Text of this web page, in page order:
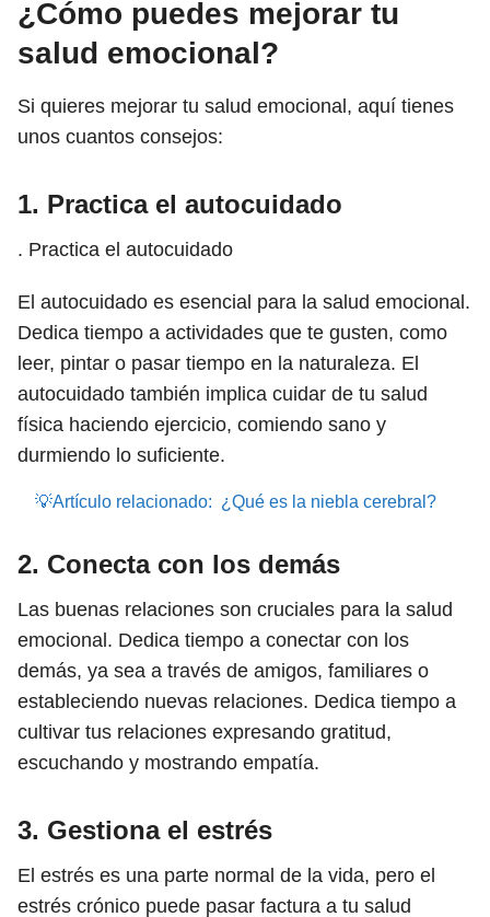
¿Cómo puedes mejorar tu
salud emocional?
Si quieres mejorar tu salud emocional, aquí tienes
unos cuantos consejos:
1. Practica el autocuidado
. Practica el autocuidado
El autocuidado es esencial para la salud emocional.
Dedica tiempo a actividades que te gusten, como
leer, pintar o pasar tiempo en la naturaleza. El
autocuidado también implica cuidar de tu salud
física haciendo ejercicio, comiendo sano y
durmiendo lo suficiente.
💡Artículo relacionado: ¿Qué es la niebla cerebral?
2. Conecta con los demás
Las buenas relaciones son cruciales para la salud
emocional. Dedica tiempo a conectar con los
demás, ya sea a través de amigos, familiares o
estableciendo nuevas relaciones. Dedica tiempo a
cultivar tus relaciones expresando gratitud,
escuchando y mostrando empatía.
3. Gestiona el estrés
El estrés es una parte normal de la vida, pero el
estrés crónico puede pasar factura a tu salud